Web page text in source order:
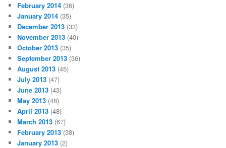
February 2014 (36)
January 2014 (35)
December 2013 (33)
November 2013 (40)
October 2013 (35)
September 2013 (36)
August 2013 (45)
July 2013 (47)
June 2013 (43)
May 2013 (48)
April 2013 (48)
March 2013 (67)
February 2013 (38)
January 2013 (2)